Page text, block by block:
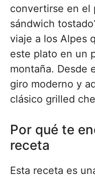
convertirse en el
sándwich
viaje a los Alpes
este plato en un
montaña. Desde
giro moderno y
clásico grilled
Por qué te
receta
Esta receta es